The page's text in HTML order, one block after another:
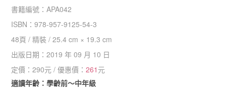
書籍編號：APA042
ISBN：978-957-9125-54-3
48頁 /精裝 /25.4 cm × 19.3 cm
出版日期：2019 年 09 月 10 日
定價：290元 / 優惠價：261 元
適讀年齡：學齡前～中年級